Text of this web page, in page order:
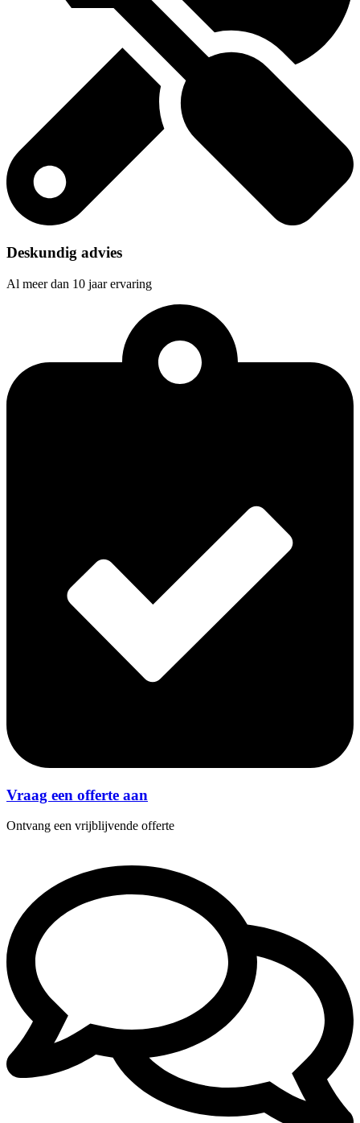
Deskundig advies
Al meer dan 10 jaar ervaring
Vraag een offerte aan
Ontvang een vrijblijvende offerte